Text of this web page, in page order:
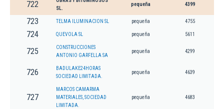
722
SL.
pequeña 4399
723 TELMA ILUMINACION SL pequeña 4755
724 QUEVOLA SL pequeña 5611
725
CONSTRUCCIONES
ANTONIO GARFELLA SA
pequeña 4299
726
BADULAKE24HORAS
SOCIEDAD LIMITADA.
pequeña 4639
727
MARCOS CAMARMA
MATERIALES, SOCIEDAD
LIMITADA.
pequeña 4683